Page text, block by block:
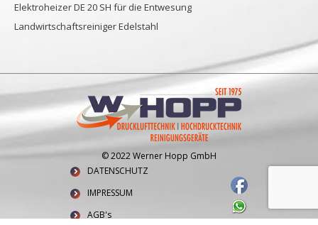
Elektroheizer DE 20 SH für die Entwesung
Landwirtschaftsreiniger Edelstahl
© 2022 Werner Hopp GmbH
DATENSCHUTZ
IMPRESSUM
AGB's